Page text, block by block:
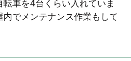
転車を4台くらい入れていま
内でメンテナンス作業もして